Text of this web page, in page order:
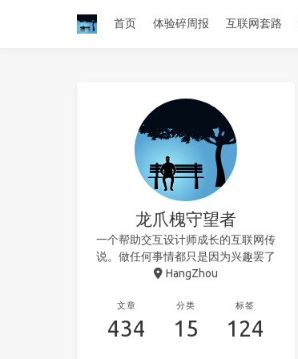
首页 体验碎周报 互联网套路
龙爪槐守望者
一个帮助交互设计师成长的互联网传
说。做任何事情都只是因为兴趣罢了
HangZhou
文章
434
分类
15
标签
124